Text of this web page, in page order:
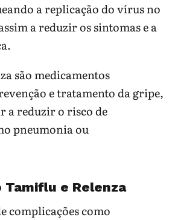
a replicação do vírus no
a reduzir os sintomas e a
são medicamentos
e tratamento da gripe,
a reduzir o risco de
pneumonia ou
Tamiflu e Relenza
complicações como